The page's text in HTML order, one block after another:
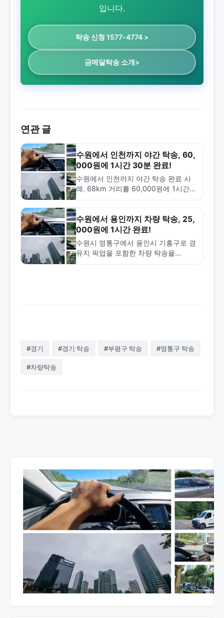
입니다.
탁송 신청 1577-4774 >
금메달탁송 소개>
연관 글
수원에서 인천까지 야간 탁송, 60,
000원에 1시간 30분 완료!
수원에서 인천까지 야간 탁송 완료 사
례. 68km 거리를 60,000원에 1시간
요.
수원에서 용인까지 차량 탁송, 25,
000원에 1시간 완료!
수원시 영통구에서 용인시 기흥구로 경
유지 픽업을 포함한 차량 탁송을
#경기 #경기 탁송 #부평구 탁송 #영통구 탁송
#차량탁송